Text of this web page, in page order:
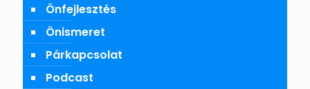
Önfejlesztés
Önismeret
Párkapcsolat
Podcast